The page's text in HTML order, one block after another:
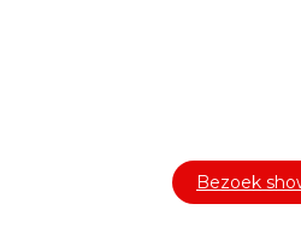
Bezoek